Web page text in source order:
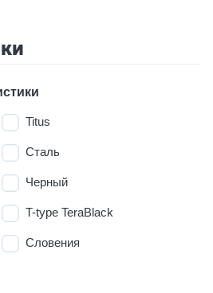
Titus
Сталь
Черный
T-type TeraBlack
Словения